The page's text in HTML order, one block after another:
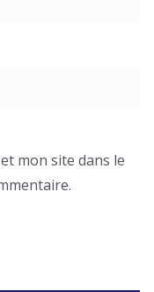
mon site dans le